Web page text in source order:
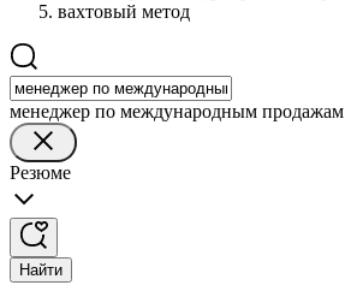
вахтовый метод
менеджер по международным продажам
Резюме
Найти